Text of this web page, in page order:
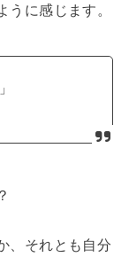
に感じます。
、それとも自分